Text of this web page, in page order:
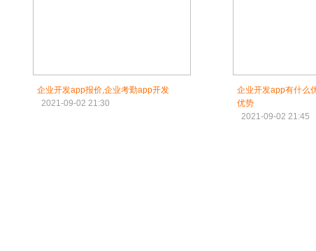
企业开发app报价,企业考勤app开发
2021-09-02 21:30
企业开发app有什么
优势
2021-09-02 21:45